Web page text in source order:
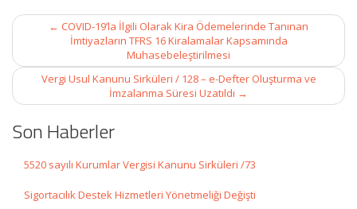
Post
navigation
← COVID-19’la İlgili Olarak Kira Ödemelerinde Tanınan
İmtiyazların TFRS 16 Kiralamalar Kapsamında
Muhasebeleştirilmesi
Vergi Usul Kanunu Sirküleri / 128 – e-Defter Oluşturma ve
İmzalanma Süresi Uzatıldı →
Son Haberler
5520 sayılı Kurumlar Vergisi Kanunu Sirküleri /73
Sigortacılık Destek Hizmetleri Yönetmeliği Değişti